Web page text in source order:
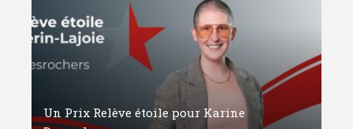
Un Prix Relève étoile pour Karine